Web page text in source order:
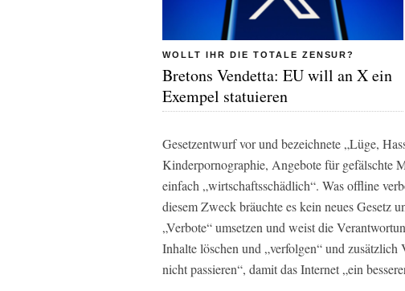
WOLLT IHR DIE TOTALE ZENSUR?
Bretons Vendetta: EU will an X ein
Exempel statuieren
Gesetzentwurf vor und bezeichnete „Lüge,
Kinderpornographie, Angebote für gefälschte
einfach „wirtschaftsschädlich“. Was offline
diesem Zweck bräuchte es kein neues
„Verbote“ umsetzen und weist die
Inhalte löschen und „verfolgen“ und
nicht passieren“, damit das Internet „ein